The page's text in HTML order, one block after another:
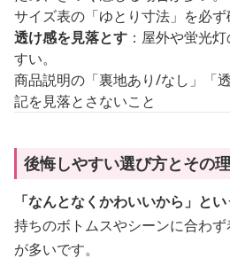
サイズ表の「ゆとり寸法」を必ず
透け感を見落とす ：屋外や蛍光
すい。
商品説明の「裏地あり/なし」「
記を見落とさないこと
後悔しやすい選び方とその
「なんとなくかわいいから」と
持ちのボトムスやシーンに合わ
が多いです。